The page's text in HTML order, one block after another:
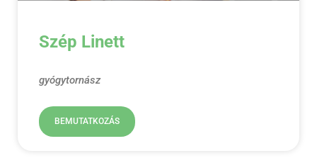
Szép Linett
gyógytornász
BEMUTATKOZÁS